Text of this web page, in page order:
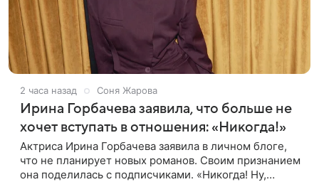
2 часа назад Соня Жарова
Ирина Горбачева заявила, что больше не
хочет вступать в отношения: «Никогда!»
Актриса Ирина Горбачева заявила в личном блоге,
что не планирует новых романов. Своим признанием
она поделилась с подписчиками. «Никогда! Ну,